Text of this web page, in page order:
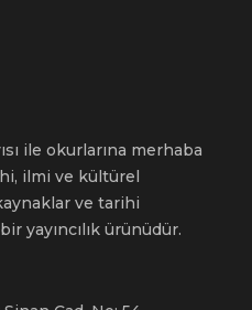
ile okurlarına merhaba
ilmi ve kültürel
ve tarihi
yayıncılık ürünüdür.